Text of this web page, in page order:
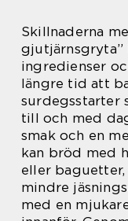
Skillnaderna
gjutjärnsgryta”
ingredienser
längre tid att
surdegsstarter
till och med
smak och en
kan bröd med
eller baguetter,
mindre
med en